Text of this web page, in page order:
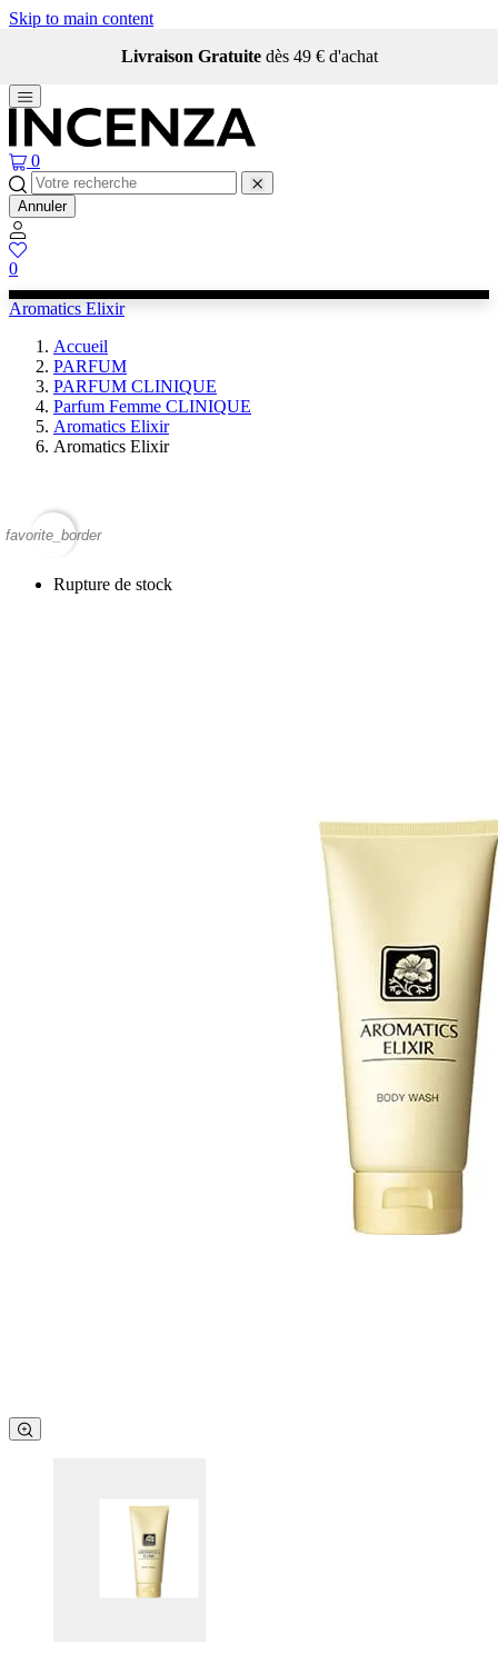
Skip to main content
Livraison Gratuite dès 49 € d'achat
0
Annuler
0
Aromatics Elixir
Accueil
PARFUM
PARFUM CLINIQUE
Parfum Femme CLINIQUE
Aromatics Elixir
Aromatics Elixir
favorite_border
Rupture de stock